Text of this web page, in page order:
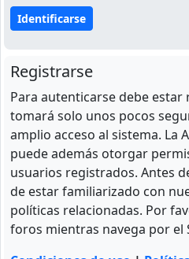
Registrarse
Para autenticarse debe
tomará solo unos pocos
amplio acceso al sistema. La
puede además otorgar
usuarios registrados. Antes
de estar familiarizado con
políticas relacionadas. Por
foros mientras navega por el